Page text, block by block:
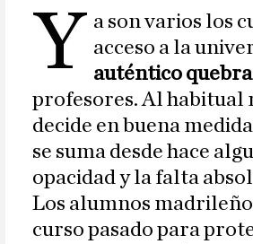
Y a son varios los
acceso a la
auténtico
profesores. Al habitual
decide en buena
se suma desde hace
opacidad y la falta
Los alumnos
curso pasado para